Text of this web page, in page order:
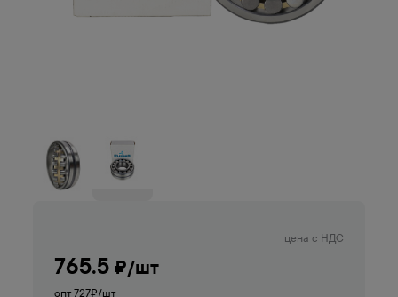
цена с НДС
765.5 ₽/шт
опт 727₽/шт